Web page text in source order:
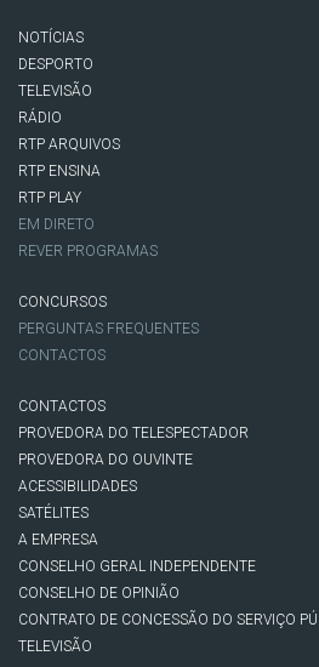
NOTÍCIAS
DESPORTO
TELEVISÃO
RÁDIO
RTP ARQUIVOS
RTP ENSINA
RTP PLAY
EM DIRETO
REVER PROGRAMAS
CONCURSOS
PERGUNTAS FREQUENTES
CONTACTOS
CONTACTOS
PROVEDORA DO TELESPECTADOR
PROVEDORA DO OUVINTE
ACESSIBILIDADES
SATÉLITES
A EMPRESA
CONSELHO GERAL INDEPENDENTE
CONSELHO DE OPINIÃO
CONTRATO DE CONCESSÃO DO SERVIÇO
TELEVISÃO